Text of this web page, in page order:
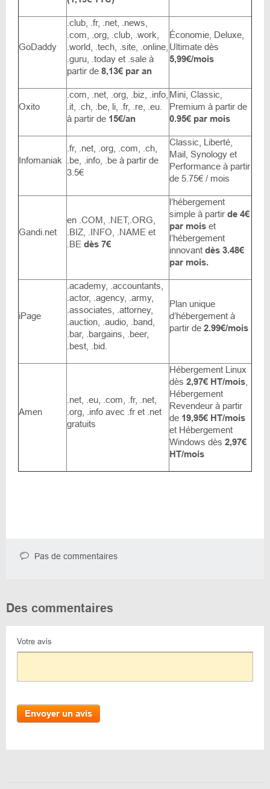
GoDaddy
.club, .fr, .net, .news,
.com, .org, .club, .work,
.world, .tech, .site, .online,
.guru, .today et .sale à
partir de 8,13€ par an
Économie, Deluxe,
Ultimate dès
5,99€/mois
Oxito
.com, .net, .org, .biz, .info,
.it, .ch, .be, li, .fr, .re, .eu.
à partir de 15€/an
Mini, Classic,
Premium à partir de
0.95€ par mois
Infomaniak
.fr, .net, .org, .com, .ch,
.be, .info, .be à partir de
3.5€
Classic, Liberté,
Mail, Synology et
Performance à partir
de 5.75€ / mois
Gandi.net
en .COM, .NET,.ORG,
.BIZ, .INFO, .NAME et
.BE dès 7€
l’hébergement
simple à partir de 4€
par mois et
l’hébergement
innovant dès 3.48€
par mois.
iPage
.academy, .accountants,
.actor, .agency, .army,
.associates, .attorney,
.auction, .audio, .band,
.bar, .bargains, .beer,
.best, .bid.
Plan unique
d’hébergement à
partir de 2.99€/mois
Amen
.net, .eu, .com, .fr, .net,
.org, .info avec .fr et .net
gratuits
Hébergement Linux
dès 2,97€ HT/mois
Hébergement
Revendeur à partir
de 19,95€ HT/mois
et Hébergement
Windows dès 2,97€
HT/mois
Pas de commentaires
Des commentaires
Votre avis
Envoyer un avis